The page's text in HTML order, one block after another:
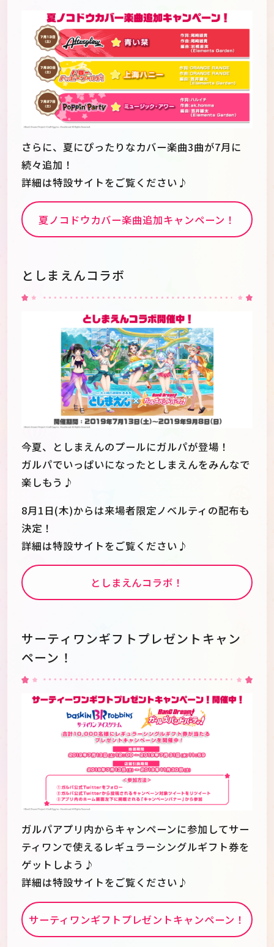
さらに、夏にぴったりなカバー楽曲3曲が7月に
続々追加！
詳細は特設サイトをご覧ください♪
夏ノコドウカバー楽曲追加キャンペーン！
としまえんコラボ
今夏、としまえんのプールにガルパが登場！
ガルパでいっぱいになったとしまえんをみんなで
楽しもう♪
8月1日(木)からは来場者限定ノベルティの配布も
決定！
詳細は特設サイトをご覧ください♪
としまえんコラボ！
サーティワンギフトプレゼントキャン
ペーン！
ガルパアプリ内からキャンペーンに参加してサー
ティワンで使えるレギュラーシングルギフト券を
ゲットしよう♪
詳細は特設サイトをご覧ください♪
サーティワンギフトプレゼントキャンペーン！